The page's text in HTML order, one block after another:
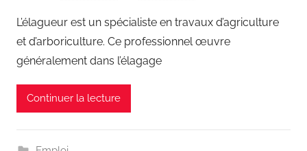
L’élagueur est un spécialiste en travaux d’agriculture
et d’arboriculture. Ce professionnel œuvre
généralement dans l’élagage
Continuer la lecture